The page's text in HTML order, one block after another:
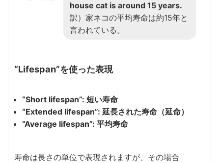
house cat is around 15 years.
訳）家ネコの平均寿命は約15年と
言われている。
“Lifespan”を使った表現
“Short lifespan”: 短い寿命
“Extended lifespan”: 延長された寿命（延命）
“Average lifespan”: 平均寿命
寿命は長さの単位で表現されますが、その場合